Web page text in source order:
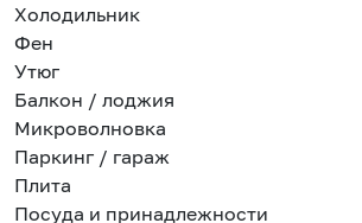
Холодильник
Фен
Утюг
Балкон / лоджия
Микроволновка
Паркинг / гараж
Плита
Посуда и принадлежности